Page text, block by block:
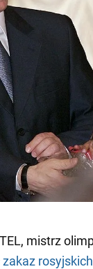
mistrz
zakaz